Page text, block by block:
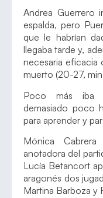
Andrea Guerrero
espalda, pero
que le habrían
llegaba tarde y,
necesaria eficacia
muerto (20-27,
Poco más iba
demasiado poco
para aprender y
Mónica
anotadora del
Lucía Betancort
aragonés dos
Martina Barboza y